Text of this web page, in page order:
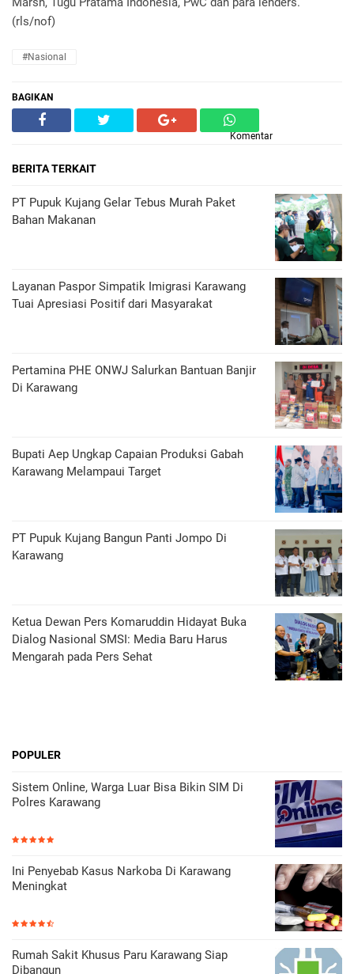
(rls/nof)
#nasional
BAGIKAN
Komentar
BERITA TERKAIT
PT Pupuk Kujang Gelar Tebus Murah Paket
Bahan Makanan
Layanan Paspor Simpatik Imigrasi Karawang
Tuai Apresiasi Positif dari Masyarakat
Pertamina PHE ONWJ Salurkan Bantuan Banjir
Di Karawang
Bupati Aep Ungkap Capaian Produksi Gabah
Karawang Melampaui Target
PT Pupuk Kujang Bangun Panti Jompo Di
Karawang
Ketua Dewan Pers Komaruddin Hidayat Buka
Dialog Nasional SMSI: Media Baru Harus
Mengarah pada Pers Sehat
POPULER
Sistem Online, Warga Luar Bisa Bikin SIM Di
Polres Karawang
Ini Penyebab Kasus Narkoba Di Karawang
Meningkat
Rumah Sakit Khusus Paru Karawang Siap
Dibangun